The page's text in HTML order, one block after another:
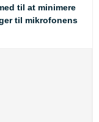
til at minimere
til mikrofonens